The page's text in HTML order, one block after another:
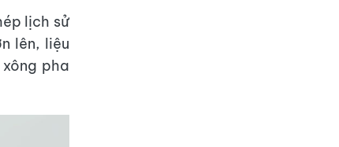
lịch sử
lên, liệu
pha